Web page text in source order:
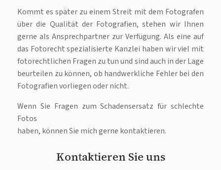
Kommt es später zu einem Streit mit dem Fotografen
über die Qualität der Fotografien, stehen wir Ihnen
gerne als Ansprechpartner zur Verfügung. Als eine auf
das Fotorecht spezialisierte Kanzlei haben wir viel mit
fotorechtlichen Fragen zu tun und sind auch in der Lage
beurteilen zu können, ob handwerkliche Fehler bei den
Fotografien vorliegen oder nicht.
Wenn Sie Fragen zum Schadensersatz für schlechte
Fotos
haben, können Sie mich gerne kontaktieren.
Kontaktieren Sie uns